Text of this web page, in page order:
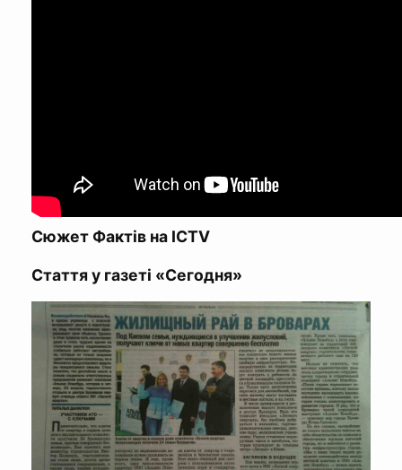
Сюжет Фактів на ICTV
Стаття у газеті «Сегодня»